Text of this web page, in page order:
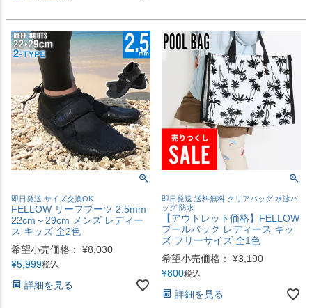
即日発送 サイズ交換OK
FELLOW リーフブーツ 2.5mm
22cm～29cm メンズ レディー
ス キッズ 全2色
希望小売価格：
¥8,030
¥5,999税込
詳細を見る
即日発送 送料無料 クリアバッグ 水泳バ
ッグ 防水
【アウトレット価格】FELLOW
プールバック レディース キッ
ズ フリーサイズ 全1色
希望小売価格：
¥3,190
¥800税込
詳細を見る